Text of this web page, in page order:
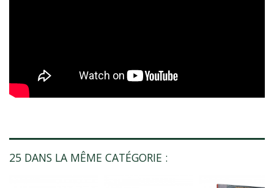
25 DANS LA MÊME CATÉGORIE :